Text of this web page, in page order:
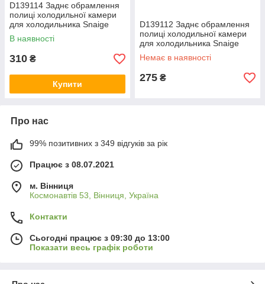
D139114 Заднє обрамлення
полиці холодильної камери
для холодильника Snaige
В наявності
310 ₴
Купити
D139112 Заднє обрамлення
полиці холодильної камери
для холодильника Snaige
Немає в наявності
275 ₴
Про нас
99% позитивних з 349 відгуків за рік
Працює з 08.07.2021
м. Вінниця
Космонавтів 53, Вінниця, Україна
Контакти
Сьогодні працює з 09:30 до 13:00
Показати весь графік роботи